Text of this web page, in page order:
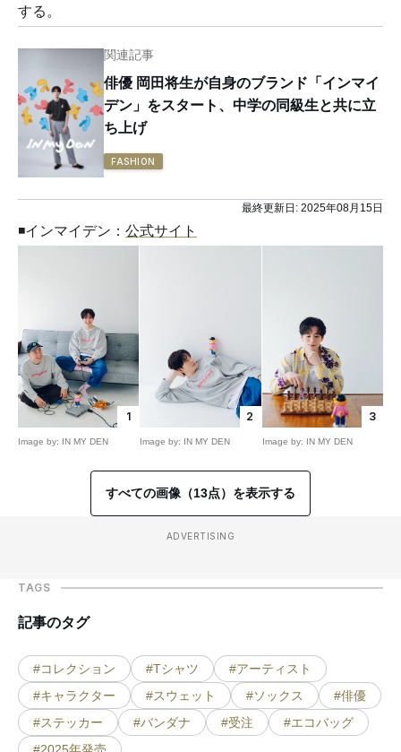
する。
関連記事
俳優 岡田将生が自身のブランド「インマイ
デン」をスタート、中学の同級生と共に立
ち上げ
FASHION
最終更新日: 2025年08月15日
◾️インマイデン： 公式サイト
1
Image by: IN MY DEN
2
Image by: IN MY DEN
3
Image by: IN MY DEN
すべての画像（13点）を表示する
ADVERTISING
TAGS
記事のタグ
#コレクション #Tシャツ
#アーティスト
#キャラクター
#スウェット #ソックス
#俳優
#ステッカー
#バンダナ #受注
#エコバッグ